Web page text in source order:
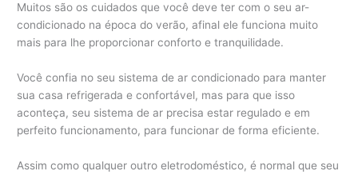
Muitos são os cuidados que você deve ter com o seu ar-
condicionado na época do verão, afinal ele funciona muito
mais para lhe proporcionar conforto e tranquilidade.
Você confia no seu sistema de ar condicionado para manter
sua casa refrigerada e confortável, mas para que isso
aconteça, seu sistema de ar precisa estar regulado e em
perfeito funcionamento, para funcionar de forma eficiente.
Assim como qualquer outro eletrodoméstico, é normal que seu